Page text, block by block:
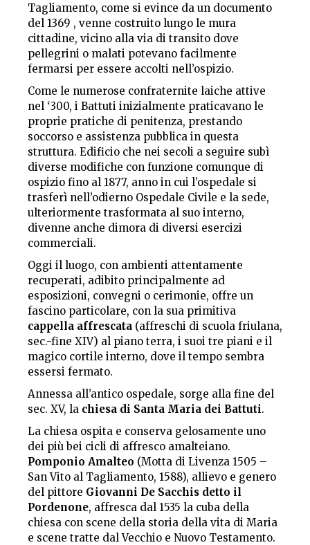
Tagliamento, come si evince da un documento
del 1369 , venne costruito lungo le mura
cittadine, vicino alla via di transito dove
pellegrini o malati potevano facilmente
fermarsi per essere accolti nell’ospizio.
Come le numerose confraternite laiche attive
nel ‘300, i Battuti inizialmente praticavano le
proprie pratiche di penitenza, prestando
soccorso e assistenza pubblica in questa
struttura. Edificio che nei secoli a seguire subì
diverse modifiche con funzione comunque di
ospizio fino al 1877, anno in cui l’ospedale si
trasferì nell’odierno Ospedale Civile e la sede,
ulteriormente trasformata al suo interno,
divenne anche dimora di diversi esercizi
commerciali.
Oggi il luogo, con ambienti attentamente
recuperati, adibito principalmente ad
esposizioni, convegni o cerimonie, offre un
fascino particolare, con la sua primitiva
cappella affrescata (affreschi di scuola friulana,
sec.-fine XIV) al piano terra, i suoi tre piani e il
magico cortile interno, dove il tempo sembra
essersi fermato.
Annessa all’antico ospedale, sorge alla fine del
sec. XV, la chiesa di Santa Maria dei Battuti.
La chiesa ospita e conserva gelosamente uno
dei più bei cicli di affresco amalteiano.
Pomponio Amalteo (Motta di Livenza 1505 –
San Vito al Tagliamento, 1588), allievo e genero
del pittore Giovanni De Sacchis detto il
Pordenone, affresca dal 1535 la cuba della
chiesa con scene della storia della vita di Maria
e scene tratte dal Vecchio e Nuovo Testamento.